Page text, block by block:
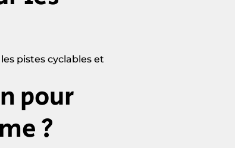
pistes cyclables et
pour
?